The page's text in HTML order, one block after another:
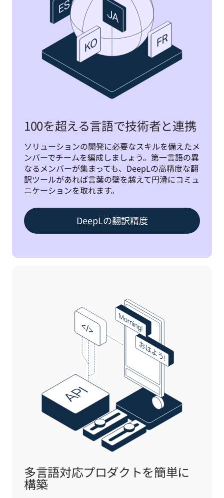
100を超える言語で技術者と連携
ソリューションの開発に必要なスキルを備えたメ
ンバーでチームを編成しましょう。第一言語の異
なるメンバーが集まっても、DeepLの高精度な翻
訳ツールがあれば言葉の壁を越えて円滑にコミュ
ニケーションを取れます。
DeepLの翻訳精度
多言語対応プロダクトを簡単に
構築